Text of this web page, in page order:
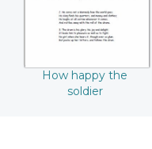
How happy the
soldier